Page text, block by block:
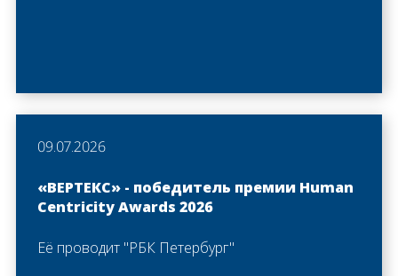
09.07.2026
«ВЕРТЕКС» - победитель премии Human
Centricity Awards 2026
Её проводит "РБК Петербург"